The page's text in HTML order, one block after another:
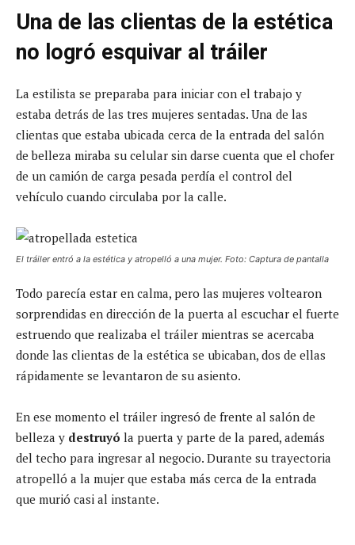
Una de las clientas de la estética
no logró esquivar al tráiler
La estilista se preparaba para iniciar con el trabajo y
estaba detrás de las tres mujeres sentadas. Una de las
clientas que estaba ubicada cerca de la entrada del salón
de belleza miraba su celular sin darse cuenta que el chofer
de un camión de carga pesada perdía el control del
vehículo cuando circulaba por la calle.
El tráiler entró a la estética y atropelló a una mujer. Foto: Captura de pantalla
Todo parecía estar en calma, pero las mujeres voltearon
sorprendidas en dirección de la puerta al escuchar el fuerte
estruendo que realizaba el tráiler mientras se acercaba
donde las clientas de la estética se ubicaban, dos de ellas
rápidamente se levantaron de su asiento.
En ese momento el tráiler ingresó de frente al salón de
belleza y destruyó la puerta y parte de la pared, además
del techo para ingresar al negocio. Durante su trayectoria
atropelló a la mujer que estaba más cerca de la entrada
que murió casi al instante.